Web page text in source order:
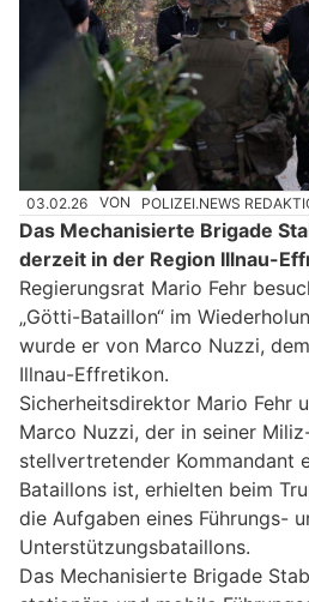
03.02.26 VON POLIZEI.NEWS
Das Mechanisierte Brigade
derzeit in der Region Illnau-
Regierungsrat Mario Fehr
„Götti-Bataillon“ im
wurde er von Marco Nuzzi,
Illnau-Effretikon.
Sicherheitsdirektor Mario Fehr
Marco Nuzzi, der in seiner
stellvertretender Kommandant
Bataillons ist, erhielten beim
die Aufgaben eines Führungs-
Unterstützungsbataillons.
Das Mechanisierte Brigade